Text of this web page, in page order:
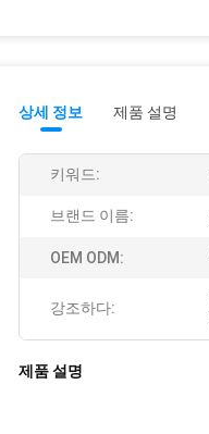
상세 정보 제품 설명
키워드:
브랜드 이름:
OEM ODM:
강조하다:
제품 설명